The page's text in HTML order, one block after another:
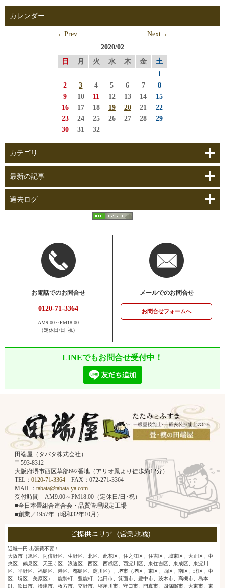
カレンダー
←Prev
Next→
2020/02
日
月 火 水 木 金
土
1
2
3 4 5 6 7
8
9
10 11 12 13 14
15
16
17 18 19 20 21
22
23
24 25 26 27 28
29
30
31 32
カテゴリ
最新の記事
過去ログ
お電話でのお問合せ
0120-71-3364
AM9:00～PM18:00
（定休日/日･祝）
メールでのお問合せ
お問合せフォームへ
LINEでもお問合せ受付中！
田端屋（タバタ株式会社）
〒593-8312
大阪府堺市西区草部692番地（アリオ鳳より徒歩約12分）
TEL： 0120-71-3364FAX：072-271-3364
MAIL： tabata@tabata-ya.com
受付時間 AM9:00～PM18:00（定休日/日･祝）
■全日本畳組合連合会・品質管理認定工場
■創業／1957年（昭和32年10月）
ご提供エリア（営業地域）
近畿一円 出張費不要！
大阪市（旭区、阿倍野区、生野区、北区、此花区、住之江区、住吉区、城東区、大正区、中
央区、鶴見区、天王寺区、浪速区、西区、西成区、西淀川区、東住吉区、東成区、東淀川
区、平野区、福島区、港区、都島区、淀川区）、堺市（堺区、東区、西区、南区、北区、中
区、堺区、美原区）、能勢町、豊能町、池田市、箕面市、豊中市、茨木市、高槻市、島本
町、吹田市、摂津市、枚方市、交野市、寝屋川市、守口市、門真市、四條畷市、大東市、東